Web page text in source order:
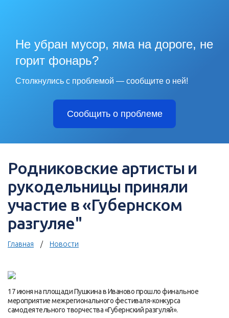
Не убран мусор, яма на дороге, не
горит фонарь?
Столкнулись с проблемой — сообщите о ней!
Сообщить о проблеме
Родниковские артисты и
рукодельницы приняли
участие в «Губернском
разгуляе"
Главная Новости
17 июня на площади Пушкина в Иваново прошло финальное
мероприятие межрегионального фестиваля-конкурса
самодеятельного творчества «Губернский разгуляй».